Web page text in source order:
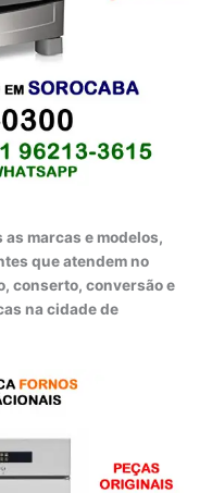
marcas e modelos,
que atendem no
conserto, conversão e
na cidade de